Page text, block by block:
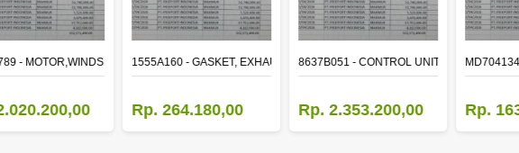
- MOTOR,WINDSHIELD WIPER1555A160 - GASKET, EXHAUST MANIFOLD
Rp. 264.180,00
8637B051 - CONTROL UNIT,TIME & ALARM
Rp. 2.353.200,00 Rp.